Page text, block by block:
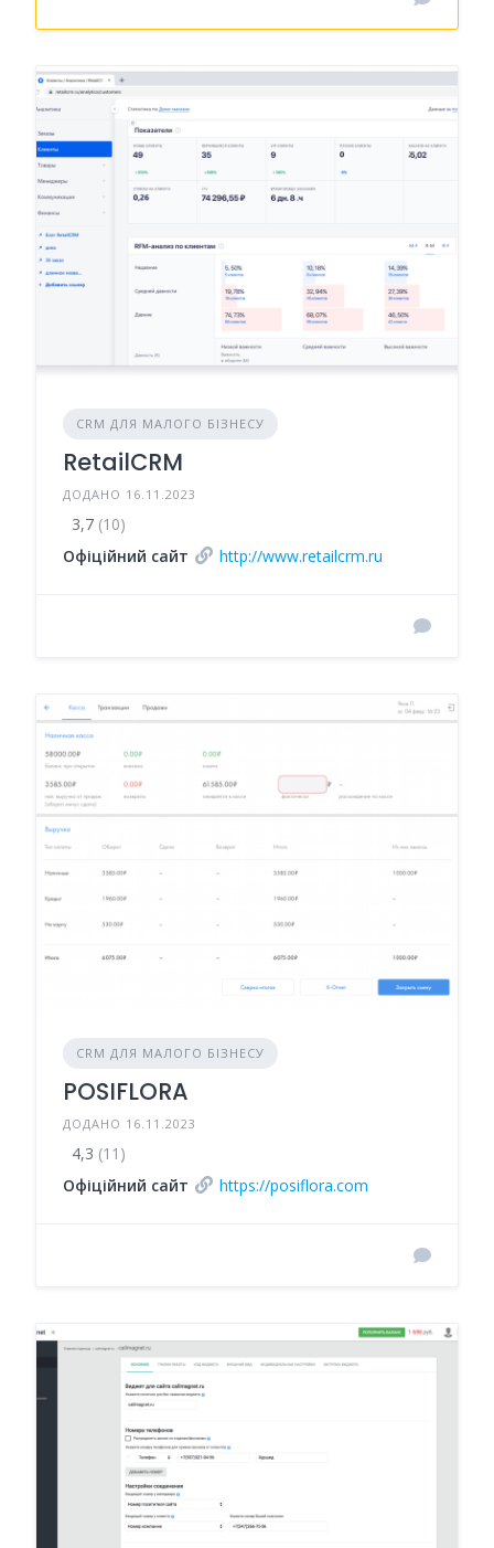
CRM ДЛЯ МАЛОГО БІЗНЕСУ
RetailCRM
ДОДАНО 16.11.2023
3,7 (10)
Офіційний сайт
http://www.retailcrm.ru
CRM ДЛЯ МАЛОГО БІЗНЕСУ
POSIFLORA
ДОДАНО 16.11.2023
4,3 (11)
Офіційний сайт
https://posiflora.com